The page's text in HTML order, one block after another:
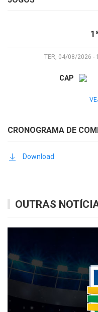
TER, 04/08/2026 -
CAP
CRONOGRAMA DE
Download
OUTRAS